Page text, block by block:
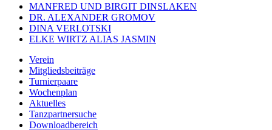
MANFRED UND BIRGIT DINSLAKEN
DR. ALEXANDER GROMOV
DINA VERLOTSKI
ELKE WIRTZ ALIAS JASMIN
Verein
Mitgliedsbeiträge
Turnierpaare
Wochenplan
Aktuelles
Tanzpartnersuche
Downloadbereich